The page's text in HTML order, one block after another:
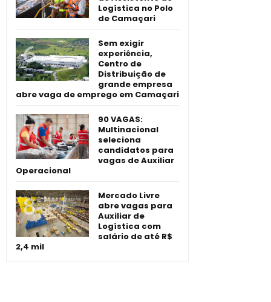
Logística no Polo
de Camaçari
Sem exigir
experiência,
Centro de
Distribuição de
grande empresa
abre vaga de emprego em Camaçari
90 VAGAS:
Multinacional
seleciona
candidatos para
vagas de Auxiliar
Operacional
Mercado Livre
abre vagas para
Auxiliar de
Logística com
salário de até R$
2,4 mil